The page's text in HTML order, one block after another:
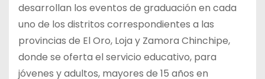
desarrollan los eventos de graduación en cada
uno de los distritos correspondientes a las
provincias de El Oro, Loja y Zamora Chinchipe,
donde se oferta el servicio educativo, para
jóvenes y adultos, mayores de 15 años en